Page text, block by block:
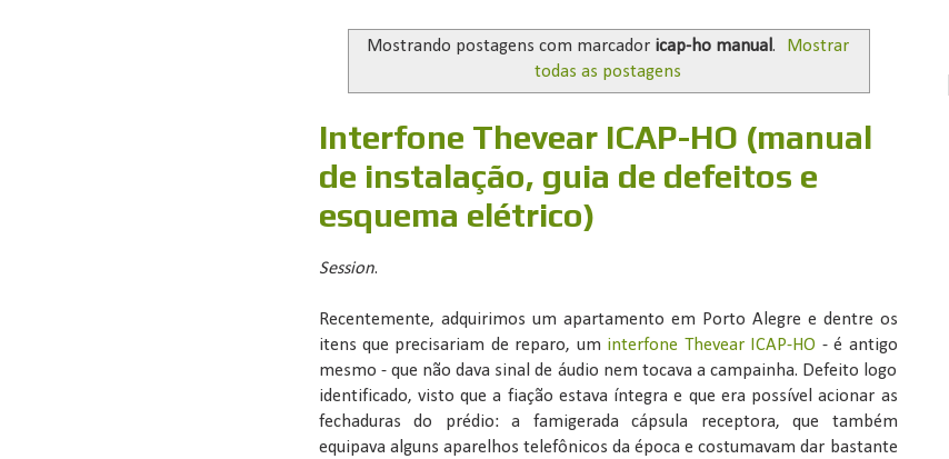
Mostrando postagens com marcador icap-ho manual .
Mostrar
todas as postagens
Interfone Thevear ICAP-HO (manual
de instalação, guia de defeitos e
esquema elétrico)
Session.
Recentemente, adquirimos um apartamento em Porto Alegre e dentre os
itens que precisariam de reparo, um interfone Thevear ICAP-HO - é antigo
mesmo - que não dava sinal de áudio nem tocava a campainha. Defeito logo
identificado, visto que a fiação estava íntegra e que era possível acionar as
fechaduras do prédio: a famigerada cápsula receptora, que também
equipava alguns aparelhos telefônicos da época e costumavam dar bastante